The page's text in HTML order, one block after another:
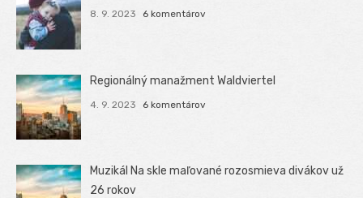
8. 9. 2023 6 komentárov
Regionálný manažment Waldviertel
4. 9. 2023 6 komentárov
Muzikál Na skle maľované rozosmieva divákov už
26 rokov